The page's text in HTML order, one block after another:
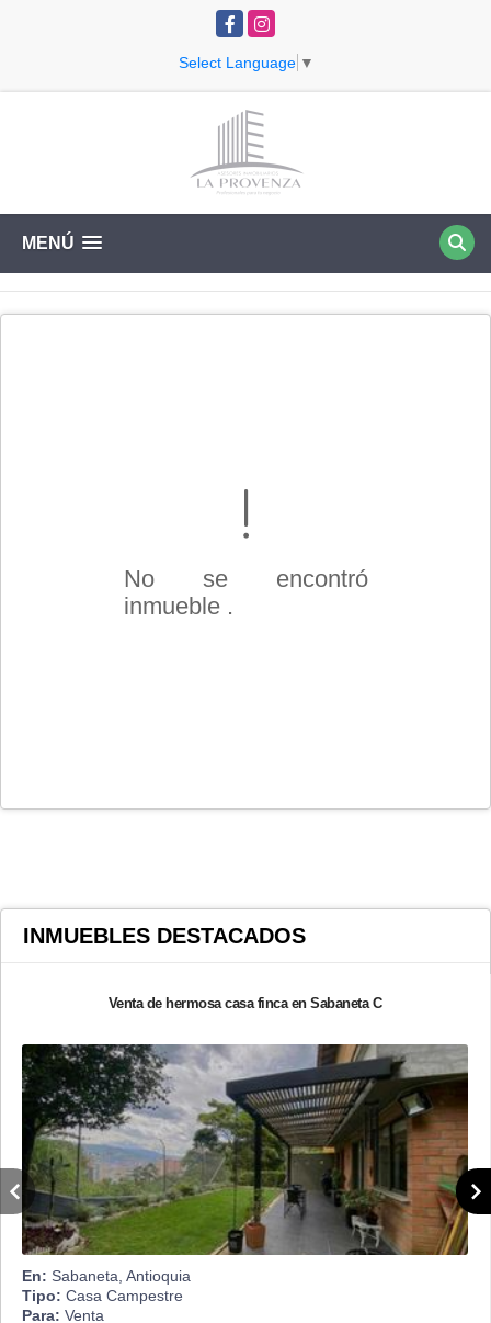
FacebookInstagram
Select Language ▼
MENÚ
No se encontró
inmueble .
INMUEBLES DESTACADOS
Venta de hermosa casa finca en Sabaneta C
En: Sabaneta, Antioquia
Tipo: Casa Campestre
Para: Venta